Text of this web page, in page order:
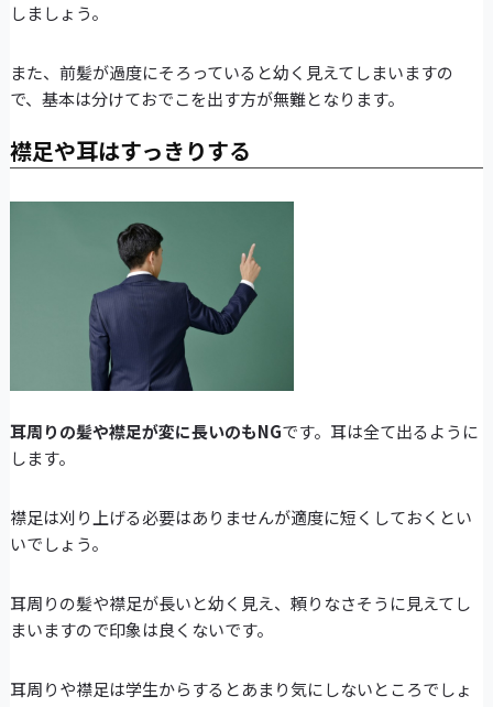
しましょう。
また、前髪が過度にそろっていると幼く見えてしまいますの
で、基本は分けておでこを出す方が無難となります。
襟足や耳はすっきりする
耳周りの髪や襟足が変に長いのもNGです。耳は全て出るように
します。
襟足は刈り上げる必要はありませんが適度に短くしておくとい
いでしょう。
耳周りの髪や襟足が長いと幼く見え、頼りなさそうに見えてし
まいますので印象は良くないです。
耳周りや襟足は学生からするとあまり気にしないところでしょ